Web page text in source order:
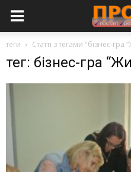
теги Статті з тегами "бізнес-гра
тег: бізнес-гра